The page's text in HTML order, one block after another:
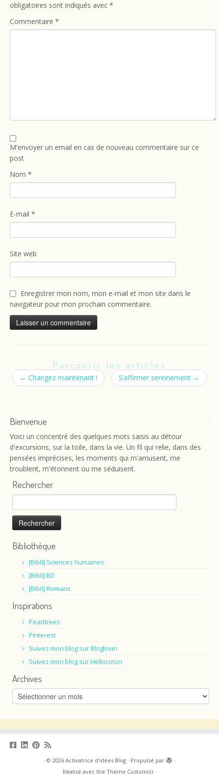
obligatoires sont indiqués avec *
Commentaire *
M'envoyer un email en cas de nouveau commentaire sur ce
post
Nom *
E-mail *
Site web
Enregistrer mon nom, mon e-mail et mon site dans le
navigateur pour mon prochain commentaire.
Parcourir les articles
← Changez maintenant ! S’affirmer sereinement →
Bienvenue
Voici un concentré des quelques mots saisis au détour
d'excursions, sur la toile, dans la vie. Un fil qui relie, dans des
pensées imprécises, les moments qui m'amusent, me
troublent, m'étonnent ou me séduisent.
Rechercher
Rechercher :
Bibliothèque
[Bibli] Sciences humaines
[Bibli] BD
[Bibli] Romans
Inspirations
Pearltrees
Pinterest
Suivez mon blog sur Bloglovin
Suivez mon blog sur Hellocoton
Archives
Archives
· © 2026 Activatrice d'idées Blog · Propulsé par
·
Réalisé avec the Thème Customizr·